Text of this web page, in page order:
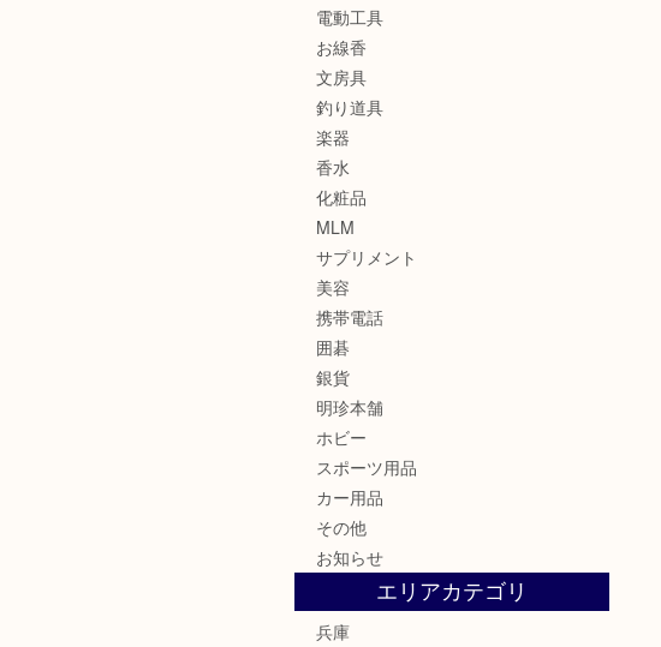
電動工具
お線香
文房具
釣り道具
楽器
香水
化粧品
MLM
サプリメント
美容
携帯電話
囲碁
銀貨
明珍本舗
ホビー
スポーツ用品
カー用品
その他
お知らせ
エリアカテゴリ
兵庫